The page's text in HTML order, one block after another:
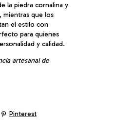
la piedra cornalina y
mientras que los
el estilo con
para quienes
y calidad.
artesanal de
Pinterest